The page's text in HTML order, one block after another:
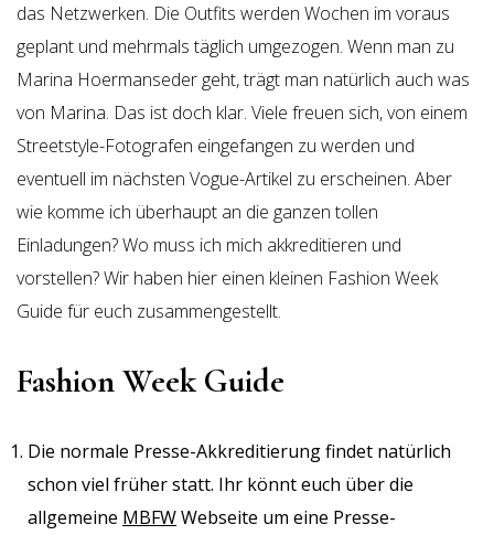
das Netzwerken. Die Outfits werden Wochen im voraus
geplant und mehrmals täglich umgezogen. Wenn man zu
Marina Hoermanseder geht, trägt man natürlich auch was
von Marina. Das ist doch klar. Viele freuen sich, von einem
Streetstyle-Fotografen eingefangen zu werden und
eventuell im nächsten Vogue-Artikel zu erscheinen. Aber
wie komme ich überhaupt an die ganzen tollen
Einladungen? Wo muss ich mich akkreditieren und
vorstellen? Wir haben hier einen kleinen Fashion Week
Guide für euch zusammengestellt.
Fashion Week Guide
Die normale Presse-Akkreditierung findet natürlich
schon viel früher statt. Ihr könnt euch über die
allgemeine MBFWWebseite um eine Presse-